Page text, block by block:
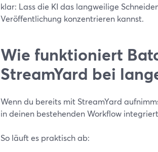
klar: Lass die KI das langweilige
Veröffentlichung konzentrieren kannst.
Wie funktioniert
StreamYard bei
Wenn du bereits mit StreamYard
in deinen bestehenden Workflow
So läuft es praktisch ab: